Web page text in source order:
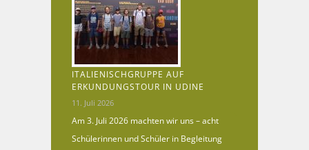
ITALIENISCHGRUPPE AUF
ERKUNDUNGSTOUR IN UDINE
11. Juli 2026
Am 3. Juli 2026 machten wir uns – acht
Schülerinnen und Schüler in Begleitung